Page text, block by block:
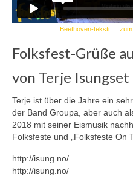
Beethoven-teksti … zum
Folksfest-Grüße
von Terje Isungset
Terje ist über die Jahre ein
der Band Groupa, aber auch
2018 mit seiner Eismusik
Folksfeste und „Folksfeste On
http://isung.no/
http://isung.no/